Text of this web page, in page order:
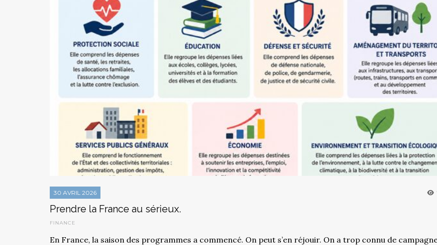
30 AVRIL 2026
Prendre la France au sérieux.
FINANCE
En France, la saison des programmes a commencé. On peut s’en réjouir. On a trop connu de